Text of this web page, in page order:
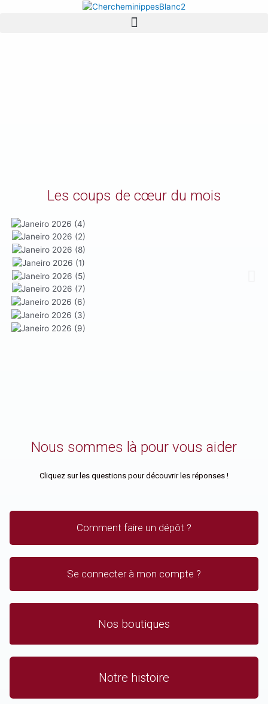
Les coups de cœur du mois
Nous sommes là pour vous aider
Cliquez sur les questions pour découvrir les réponses !
Comment faire un dépôt ?
Se connecter à mon compte ?
Nos boutiques
Notre histoire